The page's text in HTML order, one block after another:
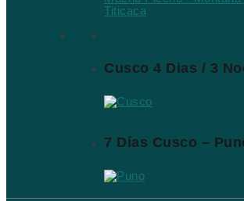
Titicaca
Cusco 4 Dias / 3
7 Días Cusco –